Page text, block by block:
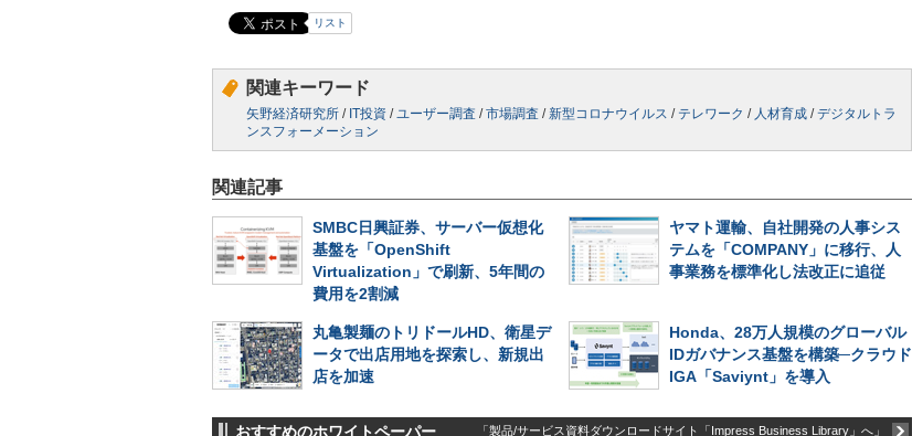
リスト
関連キーワード
矢野経済研究所 / IT投資 /ユーザー調査 /市場調査 /新型コロナウイルス / テレワーク / 人材育成 /デジタルトラ
ンスフォーメーション
関連記事
SMBC日興証券、サーバー仮想化
基盤を「OpenShift
Virtualization」で刷新、5年間の
費用を2割減
ヤマト運輸、自社開発の人事シス
テムを「COMPANY」に移行、人
事業務を標準化し法改正に追従
丸亀製麺のトリドールHD、衛星デ
ータで出店用地を探索し、新規出
店を加速
Honda、28万人規模のグローバル
IDガバナンス基盤を構築─クラウド
IGA「Saviynt」を導入
おすすめのホワイトペーパー 「製品/サービス資料ダウンロードサイト「Impress Business Library」へ」